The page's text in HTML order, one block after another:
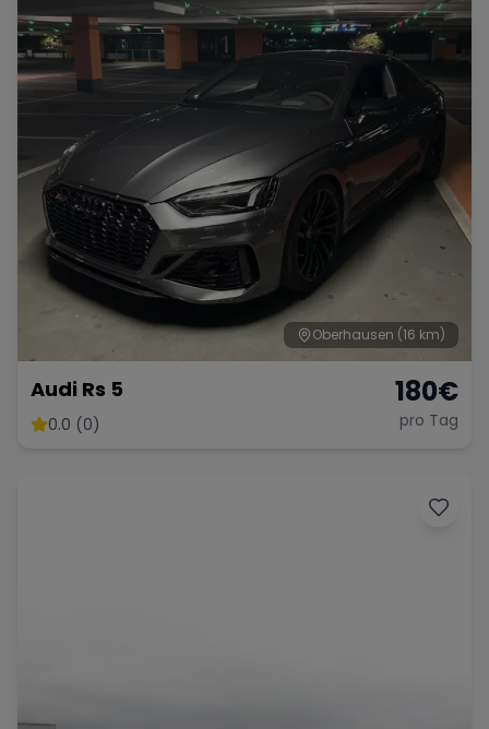
Ford Jaguar
Tesla Chevrolet Dodge
Bentley Rolls Royce Aston Martin
Bugatti
Wann
Zeitraum wählen
Oberhausen (16 km)
Audi Rs 5
0.0 (0)
180€
pro Tag